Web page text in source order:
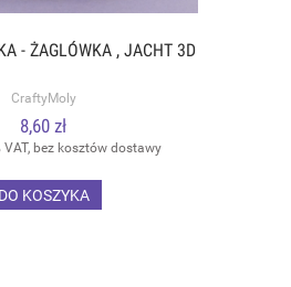
- ŻAGLÓWKA , JACHT 3D
CraftyMoly
8,60 zł
VAT, bez kosztów dostawy
DO KOSZYKA